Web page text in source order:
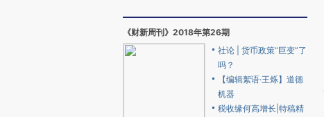
《财新周刊》2018年第26期
社论 | 货币政策“巨变”了
吗？
【编辑絮语·王烁】道德
机器
税收缘何高增长|特稿精